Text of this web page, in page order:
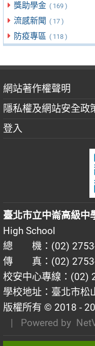
獎助學金 ( 169 )
流感新聞 ( 17 )
防疫專區 ( 118 )
網站著作權聲明
隱私權及網站安全政
登入
臺北市立中崙高級中
High School
總 機：(02)
傳 真：(02)
校安中心專線：(02)
學校地址：臺北市松
版權所有 © 2018 -
| Powered by